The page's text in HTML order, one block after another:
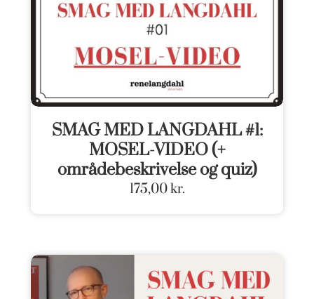
SMAG MED LANGDAHL #1:
MOSEL-VIDEO (+
områdebeskrivelse og quiz)
175,00kr.